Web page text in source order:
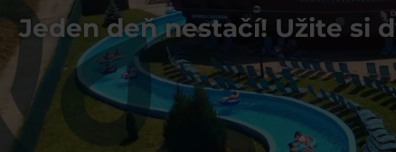
Jeden deň nestačí! Užite si